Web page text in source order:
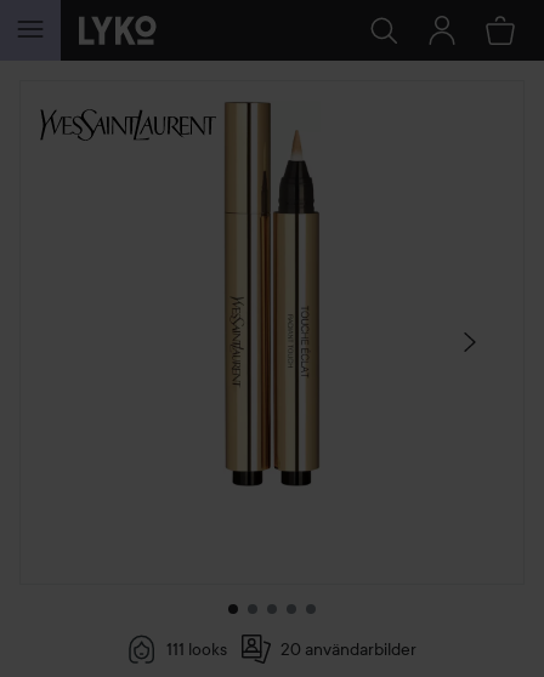
HOPPA TILL INNEHÅLLET
HOPPA ÖVER SEKTIONEN
111 looks 20 användarbilder